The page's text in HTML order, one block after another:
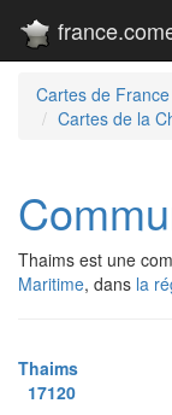
Cartes de France
Cartes de la
Thaims est une
Maritime, dans la
Thaims
17120